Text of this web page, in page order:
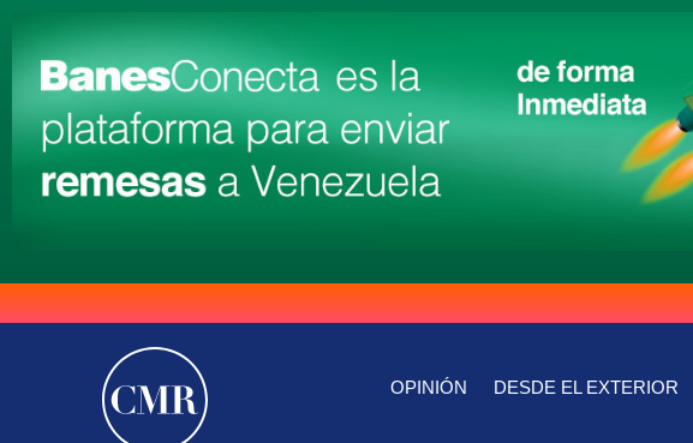
OPINIÓN DESDE EL EXTERIOR